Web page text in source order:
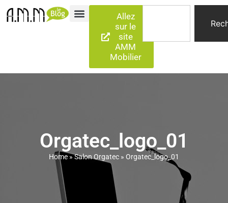
Allez
sur le
site
AMM
Mobilier
Orgatec_logo_01
Home »Salon Orgatec » Orgatec_logo_01